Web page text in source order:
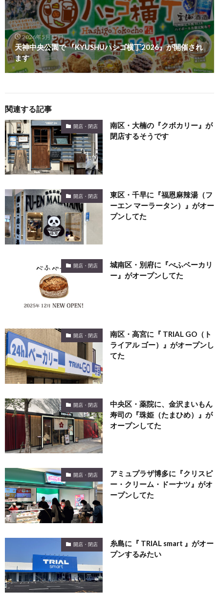
2026年5月15日
天神中央公園で 『KYUSHUハシゴ横丁2026』が開催され
ます
関連する記事
開店・閉店
南区・大楠の『クボカリー』が
閉店するそうです
開店・閉店
東区・千早に『福恩麻辣湯（フ
ーエン マーラータン）』がオー
プンしてた
開店・閉店
城南区・別府に『べふベーカリ
ー』がオープンしてた
開店・閉店
南区・高宮に『 TRIAL GO（ト
ライアル ゴー）』がオープンし
てた
開店・閉店
中央区・薬院に、金沢まいもん
寿司の『珠姫（たまひめ）』が
オープンしてた
開店・閉店
アミュプラザ博多に『クリスピ
ー・クリーム・ドーナツ』がオ
ープンしてた
開店・閉店
糸島に『 TRIAL smart 』がオー
プンするみたい